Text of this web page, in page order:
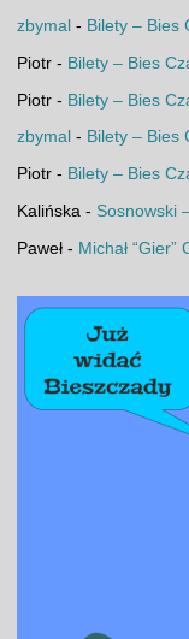
zbymal - Bilety – Bies
Piotr- Bilety – Bies
Piotr- Bilety – Bies
zbymal - Bilety – Bies
Piotr- Bilety – Bies
Kalińska - Sosnowski
Paweł- Michał